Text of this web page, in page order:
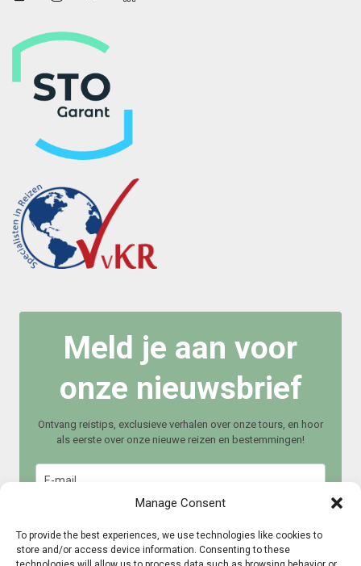
Manage Consent
To provide the best experiences, we use technologies like cookies to
store and/or access device information. Consenting to these
Meld je aan voor
onze nieuwsbrief
Ontvang reistips, exclusieve verhalen over onze tours, en hoor
als eerste over onze nieuwe reizen en bestemmingen!